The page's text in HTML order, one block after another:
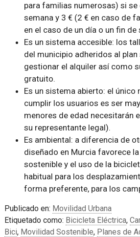
para familias numerosas) si se
semana y 3 € (2 € en caso de
en el caso de un día o un fin de
Es un sistema accesible: los
del municipio adheridos al
gestionar el alquiler así como
gratuito.
Es un sistema abierto: el único
cumplir los usuarios es ser
menores de edad necesitarán
su representante legal).
Es ambiental: a diferencia de
diseñado en Murcia favorece
sostenible y el uso de la
habitual para los
forma preferente, para los
Publicado en: Movilidad Urbana
Etiquetado como: Bicicleta Eléctrica,
Bici, Movilidad Sostenible, Planes de